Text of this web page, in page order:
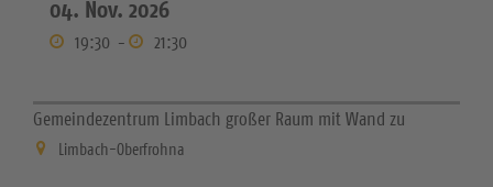
04. Nov. 2026
19:30 - 21:30
Gemeindezentrum Limbach großer Raum mit Wand zu
Limbach-Oberfrohna